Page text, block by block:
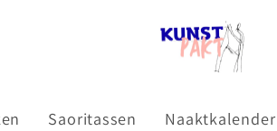
Saoritassen Naaktkalender